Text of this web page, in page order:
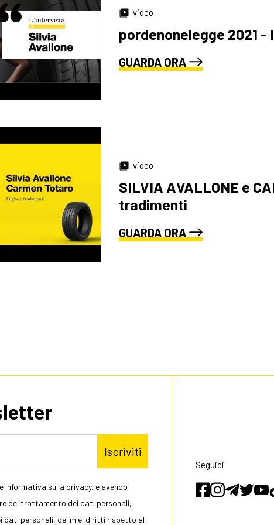
video
pordenonelegge 2021 -
GUARDA ORA
video
SILVIA AVALLONE e
tradimenti
GUARDA ORA
Iscriviti
informativa sulla privacy, e avendo
del trattamento dei dati personali,
personali, dei miei diritti rispetto al
Seguici